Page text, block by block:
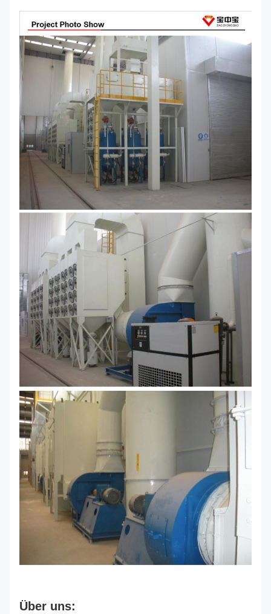
Über uns: